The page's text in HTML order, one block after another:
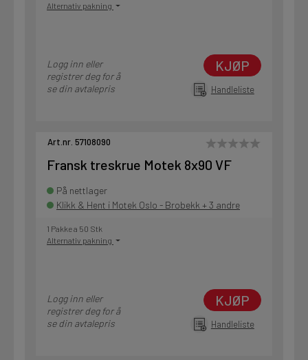
Alternativ pakning
Logg inn eller
registrer deg for å
se din avtalepris
KJØP
Handleliste
Art.nr. 57108090
Fransk treskrue Motek 8x90 VF
På nettlager
Klikk & Hent i Motek Oslo - Brobekk + 3 andre
1 Pakke a 50 Stk
Alternativ pakning
Logg inn eller
registrer deg for å
se din avtalepris
KJØP
Handleliste